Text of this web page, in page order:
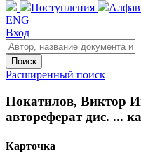
Поступления
ENG
Вход
Поиск
Расширенный поиск
Покатилов, Виктор
автореферат дис. ...
Карточка